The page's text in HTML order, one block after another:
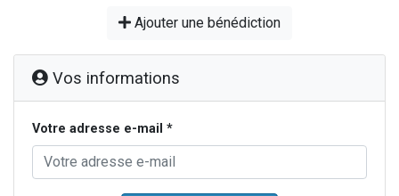
Ajouter une bénédiction
Vos informations
Votre adresse e-mail *